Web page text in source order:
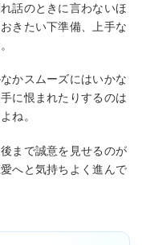
話のときに言わないほ
きたい下準備、上手な
かスムーズにはいかな
に恨まれたりするのは
ね。
まで誠意を見せるのが
へと気持ちよく進んで